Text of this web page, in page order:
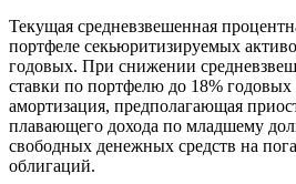
Текущая средневзвешенная
портфеле секьюритизируемых
годовых. При снижении
ставки по портфелю до 18% годовых
амортизация, предполагающая
плавающего дохода по младшему
свободных денежных средств на
облигаций.